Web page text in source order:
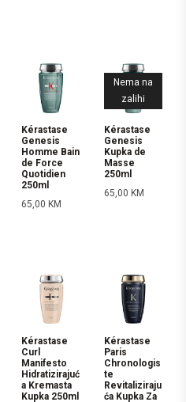
Kérastase
Genesis
Homme Bain
de Force
Quotidien
250ml
65,00 KM
Nema na
zalihi
Kérastase
Genesis
Kupka de
Masse
250ml
65,00 KM
Kérastase
Curl
Manifesto
Hidratizirajuć
a Kremasta
Kupka 250ml
Kérastase
Paris
Chronologis
te
Revitaliziraju
ća Kupka Za